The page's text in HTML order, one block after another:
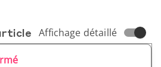
Affichage détaillé